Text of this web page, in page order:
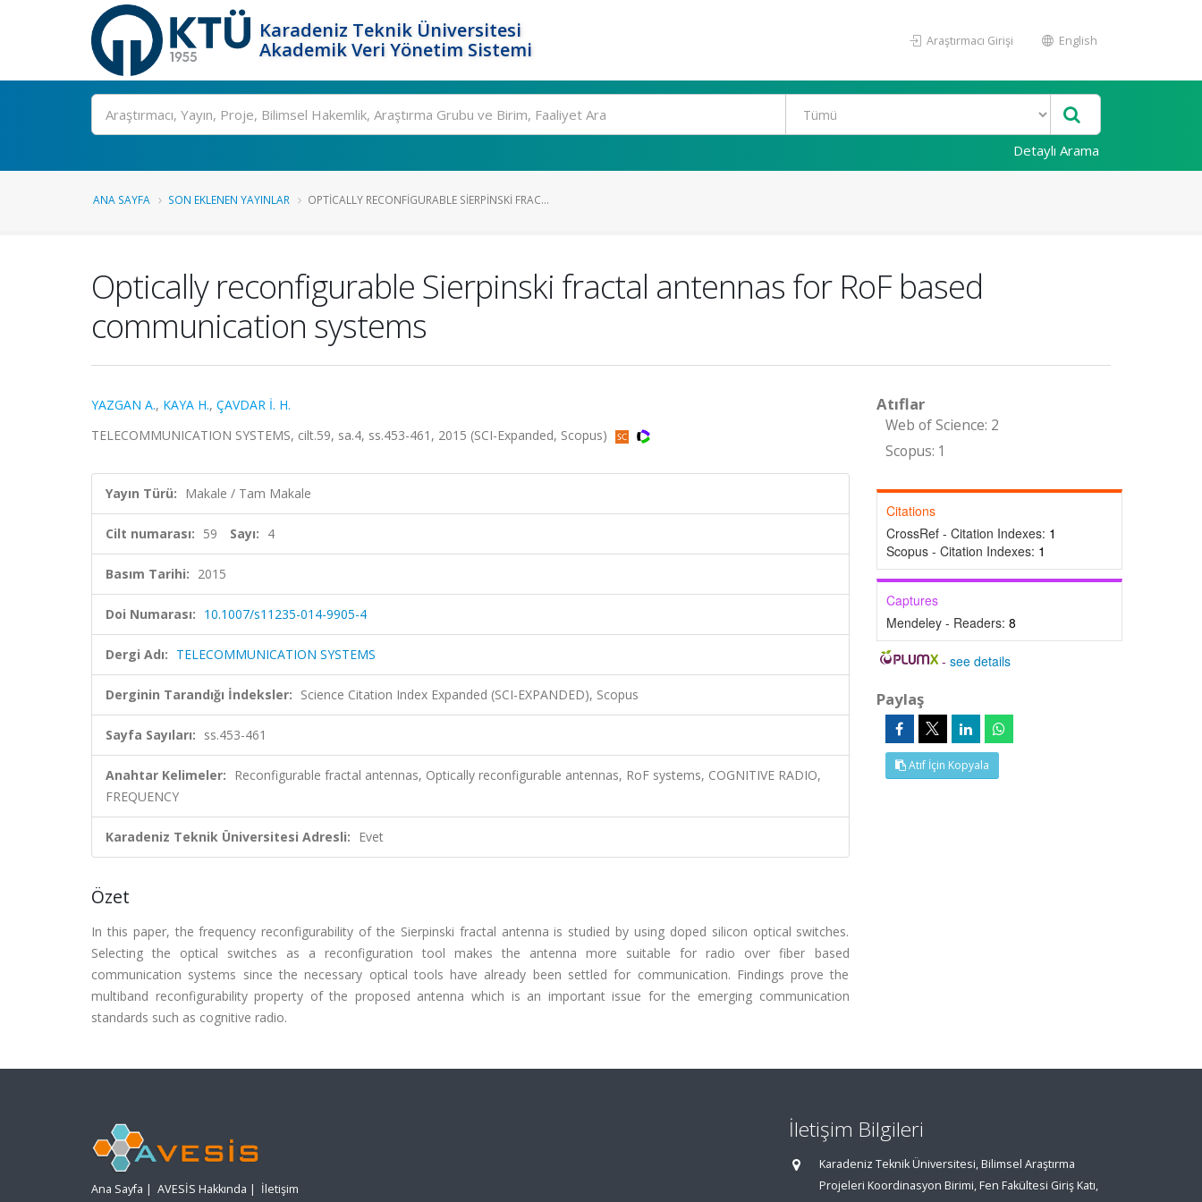
Karadeniz Teknik Üniversitesi
Akademik Veri Yönetim Sistemi
Araştırmacı Girişi English
Ara
Detaylı Arama
ANA SAYFA SON EKLENEN YAYINLAR OPTICALLY RECONFIGURABLE SIERPINSKI FRAC...
Optically reconfigurable Sierpinski fractal antennas for RoF based
communication systems
YAZGAN A., KAYA H., ÇAVDAR İ. H.
TELECOMMUNICATION SYSTEMS, cilt.59, sa.4, ss.453-461, 2015 (SCI-Expanded, Scopus)
Yayın Türü: Makale / Tam Makale
Cilt numarası: 59 Sayı: 4
Basım Tarihi: 2015
Doi Numarası: 10.1007/s11235-014-9905-4
Dergi Adı: TELECOMMUNICATION SYSTEMS
Derginin Tarandığı İndeksler: Science Citation Index Expanded (SCI-EXPANDED), Scopus
Sayfa Sayıları: ss.453-461
Anahtar Kelimeler: Reconfigurable fractal antennas, Optically reconfigurable antennas, RoF systems, COGNITIVE RADIO,
FREQUENCY
Karadeniz Teknik Üniversitesi Adresli: Evet
Özet
In this paper, the frequency reconfigurability of the Sierpinski fractal antenna is studied by using doped silicon optical switches.
Selecting the optical switches as a reconfiguration tool makes the antenna more suitable for radio over fiber based
communication systems since the necessary optical tools have already been settled for communication. Findings prove the
multiband reconfigurability property of the proposed antenna which is an important issue for the emerging communication
standards such as cognitive radio.
Atıflar
Web of Science: 2
Scopus: 1
Citations
CrossRef - Citation Indexes: 1
Scopus - Citation Indexes: 1
Captures
Mendeley - Readers: 8
-see details
Paylaş
Atıf İçin Kopyala
Ana Sayfa | AVESİS Hakkında | İletişim
İletişim Bilgileri
Karadeniz Teknik Üniversitesi, Bilimsel Araştırma
Projeleri Koordinasyon Birimi, Fen Fakültesi Giriş Katı,